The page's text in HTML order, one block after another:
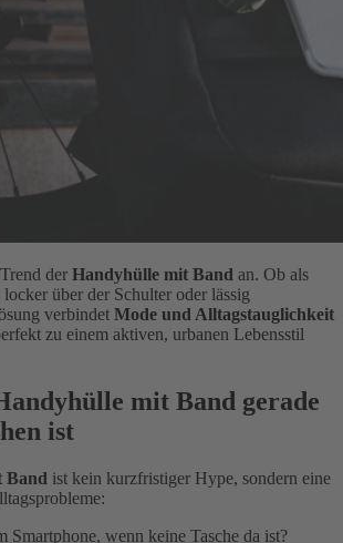
der Handyhülle mit Band an. Ob als
über der Schulter oder lässig
verbindet Mode und Alltagstauglichkeit
zu einem aktiven, urbanen Lebensstil
mit Band gerade
ist
Band ist kein kurzfristiger Hype, sondern eine
Smartphone, wenn keine Tasche da ist?